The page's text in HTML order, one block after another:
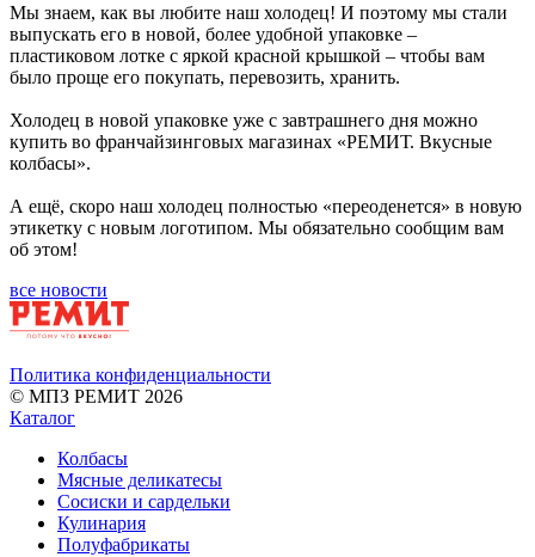
Мы знаем, как вы любите наш холодец! И поэтому мы стали
выпускать его в новой, более удобной упаковке –
пластиковом лотке с яркой красной крышкой – чтобы вам
было проще его покупать, перевозить, хранить.
Холодец в новой упаковке уже с завтрашнего дня можно
купить во франчайзинговых магазинах «РЕМИТ. Вкусные
колбасы».
А ещё, скоро наш холодец полностью «переоденется» в новую
этикетку с новым логотипом. Мы обязательно сообщим вам
об этом!
все новости
Политика конфиденциальности
© МПЗ РЕМИТ 2026
Каталог
Колбасы
Мясные деликатесы
Сосиски и сардельки
Кулинария
Полуфабрикаты